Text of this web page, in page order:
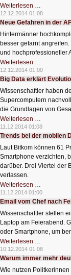
Weiterlesen …
Internet
wird
für
Senioren
12.12.2014 01:08
Neue Gefahren in der
Hintermänner
besser getarnt
und hochprofessioneller
Weiterlesen …
Gefahren
in
der
Welt
12.12.2014 01:00
Big Data erklärt
Wissenschaftler haben
Supercomputern
die Grundlagen von
Weiterlesen …
Data
erklärt
Evolution
Vögel
11.12.2014 01:08
Trends bei der mobilen
Laut Bitkom können 61
Smartphone verzichten,
darüber. Drei Viertel der
verlassen.
Weiterlesen …
bei
der
mobilen
11.12.2014 01:00
Email vom Chef nach
Wissenschaftler stellen
Laptop am Feierabend.
oder Smartphone, um
Weiterlesen …
vom
Chef
nach
10.12.2014 01:08
Warum immer mehr
Wie nutzen